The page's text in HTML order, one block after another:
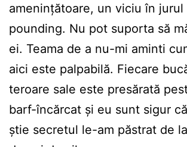
amenințătoare, un viciu în jurul
pounding. Nu pot suporta să
ei. Teama de a nu-mi aminti
aici este palpabilă. Fiecare
teroare sale este presărată
barf-încărcat și eu sunt sigur
știe secretul le-am păstrat de